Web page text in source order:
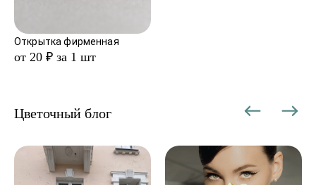
Открытка фирменная
от 20 ₽ за 1 шт
Цветочный блог